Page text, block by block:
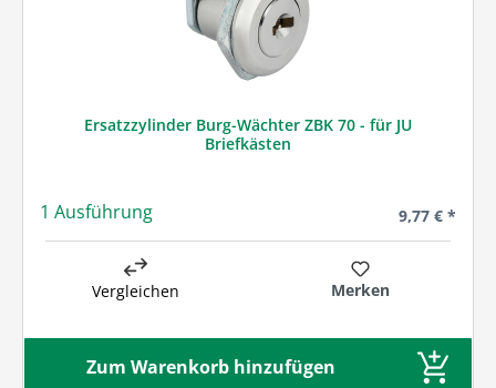
Ersatzzylinder Burg-Wächter ZBK 70 - für JU
Briefkästen
1 Ausführung Regulärer
9,77 € *
Vergleichen Merken
Zum Warenkorb hinzufügen